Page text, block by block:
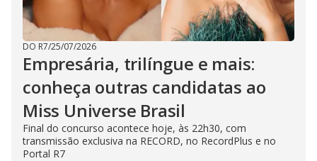
DO R7/25/07/2026
Empresária, trilíngue e mais:
conheça outras candidatas ao
Miss Universe Brasil
Final do concurso acontece hoje, às 22h30, com
transmissão exclusiva na RECORD, no RecordPlus e no
Portal R7